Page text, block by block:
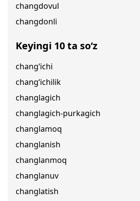
changdovul
changdonli
Keyingi 10 ta so‘z
chang‘ichi
chang‘ichilik
changlagich
changlagich-purkagich
changlamoq
changlanish
changlanmoq
changlanuv
changlatish